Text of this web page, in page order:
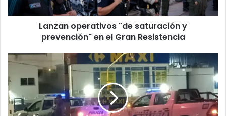
Lanzan operativos "de saturación y
prevención" en el Gran Resistencia